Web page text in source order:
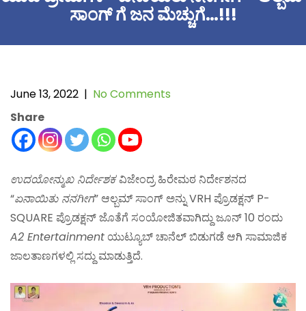
ಸಾಂಗ್ ಗೆ ಜನ ಮೆಚ್ಚುಗೆ…!!!
June 13, 2022 | No Comments
Share
ಉದಯೋನ್ಮುಖ ನಿರ್ದೇಶಕವಿಜೇಂದ್ರ ಹಿರೇಮಠ ನಿರ್ದೇಶನದ
“ಏನಾಯಿತು ನನಗೀಗ” ಆಲ್ಬಮ್ ಸಾಂಗ್ ಅನ್ನು VRH ಪ್ರೊಡಕ್ಷನ್ P-
SQUARE ಪ್ರೊಡಕ್ಷನ್ ಜೊತೆಗೆ ಸಂಯೋಜಿತವಾಗಿದ್ದು ಜೂನ್ 10 ರಂದು
A2 Entertainment ಯುಟ್ಯೂಬ್ ಚಾನೆಲ್ ಬಿಡುಗಡೆ ಆಗಿ ಸಾಮಾಜಿಕ
ಜಾಲತಾಣಗಳಲ್ಲಿ ಸದ್ದು ಮಾಡುತ್ತಿದೆ.